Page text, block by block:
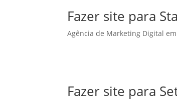
Fazer site para
Agência de Marketing Digital
Fazer site para